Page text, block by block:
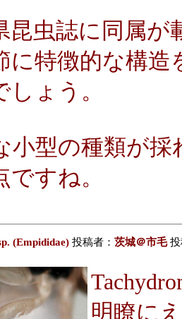
昆虫誌に同属が
に特徴的な構
しょう。
小型の種類が
ですね。
(Empididae) 投稿者： 茨城＠市毛投
明瞭に